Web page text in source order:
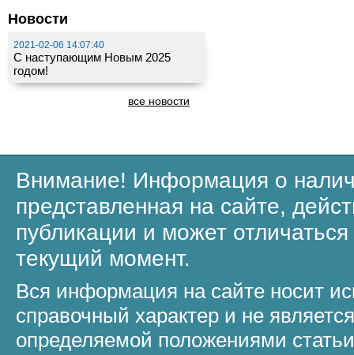
Новости
2021-02-06 14:07:40
С наступающим Новым 2025
годом!
все новости
Внимание! Информация о
представленная на сайте,
публикации и может
текущий момент.
Вся информация на сайте носит
справочный характер и не
определяемой положениями